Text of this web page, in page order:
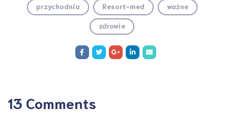
przychodnia Resort-med ważne
zdrowie
13 Comments